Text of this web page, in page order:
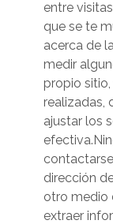
entre
que se te
acerca de
medir
propio
realizadas,
ajustar los
dirección
otro medio
extraer